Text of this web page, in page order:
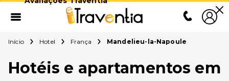
Início Hotel França Mandelieu-la-Napoule
Hotéis e apartamentos em